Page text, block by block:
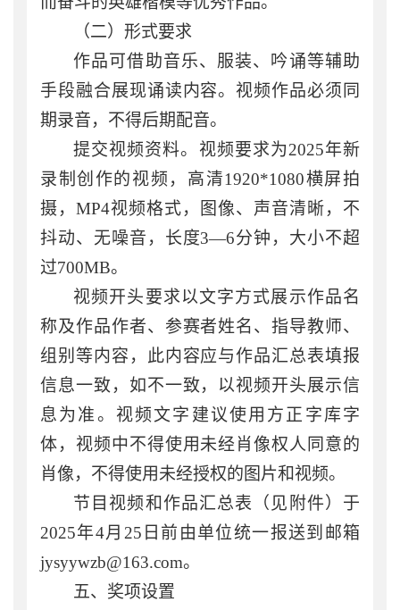
（二）形式要求
作品可借助音乐、服装、吟诵等辅助
手段融合展现诵读内容。视频作品必须同
期录音，不得后期配音。
提交视频资料。视频要求为2025年新
录制创作的视频，高清1920*1080横屏拍
摄，MP4视频格式，图像、声音清晰，不
抖动、无噪音，长度3—6分钟，大小不超
过700MB。
视频开头要求以文字方式展示作品名
称及作品作者、参赛者姓名、指导教师、
组别等内容，此内容应与作品汇总表填报
信息一致，如不一致，以视频开头展示信
息为准。视频文字建议使用方正字库字
体，视频中不得使用未经肖像权人同意的
肖像，不得使用未经授权的图片和视频。
节目视频和作品汇总表（ 见 附件）于
2025年4月 25 日前由单位统一报送到邮箱
jysyywzb@163.com。
五、奖项设置